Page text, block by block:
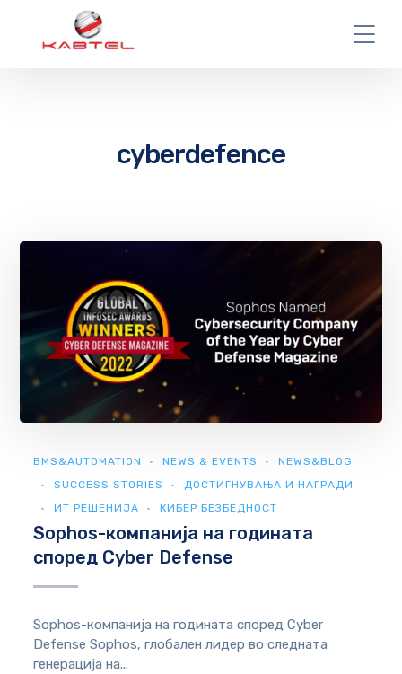
cyberdefence
BMS&AUTOMATION NEWS & EVENTS
NEWS&BLOG
SUCCESS STORIES
ДОСТИГНУВАЊА И НАГРАДИ
ИТ РЕШЕНИЈА
КИБЕР БЕЗБЕДНОСТ
Sophos-компанија на годината
според Cyber ​​Defense
Sophos-компанија на годината според Cyber ​​
Defense Sophos, глобален лидер во следната
генерација на...